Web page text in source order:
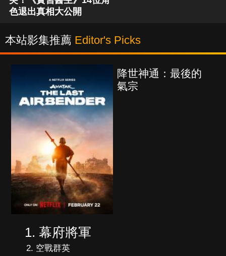
色退出真相大公開
本站影集推薦 Editor's Picks
降世神通：最後的
氣宗
幕府將軍
空戰群英